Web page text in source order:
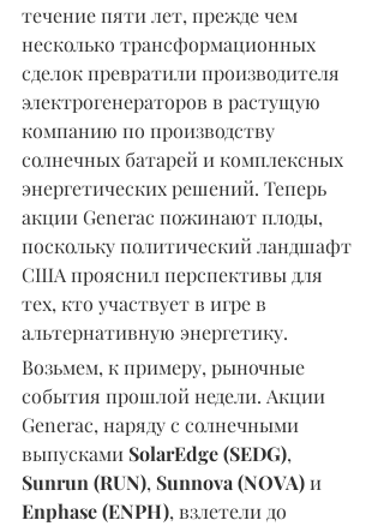
течение пяти лет, прежде чем
несколько трансформационных
сделок превратили производителя
электрогенераторов в растущую
компанию по производству
солнечных батарей и комплексных
энергетических решений. Теперь
акции Generac пожинают плоды,
поскольку политический ландшафт
США прояснил перспективы для
тех, кто участвует в игре в
альтернативную энергетику.
Возьмем, к примеру, рыночные
события прошлой недели. Акции
Generac, наряду с солнечными
выпусками SolarEdge (SEDG),
Sunrun (RUN), Sunnova (NOVA) и
Enphase (ENPH), взлетели до